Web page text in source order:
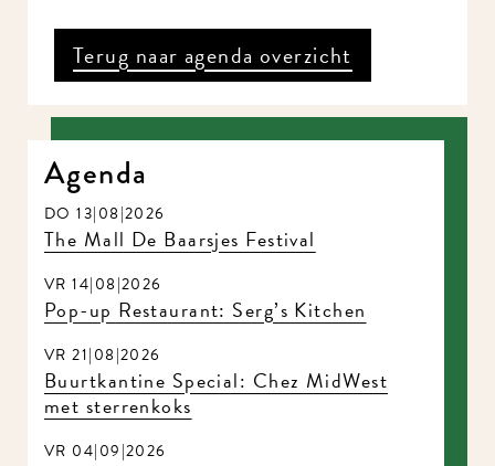
Terug naar agenda overzicht
Agenda
DO 13|08|2026
The Mall De Baarsjes Festival
VR 14|08|2026
Pop-up Restaurant: Serg’s Kitchen
VR 21|08|2026
Buurtkantine Special: Chez MidWest
met sterrenkoks
VR 04|09|2026